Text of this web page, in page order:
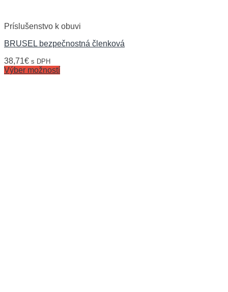
Príslušenstvo k obuvi
BRUSEL bezpečnostná členková
38,71€ s DPH
Výber možností